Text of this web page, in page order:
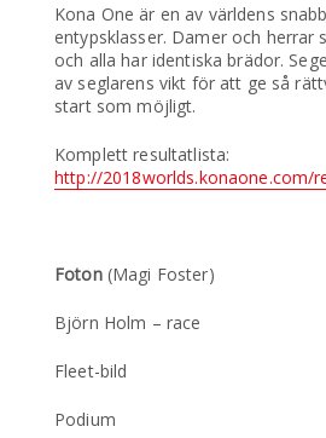
Kona One är en av världens
entypsklasser. Damer och herrar
och alla har identiska brädor.
av seglarens vikt för att ge så
start som möjligt.
Komplett resultatlista:
http://2018worlds.konaone.com/
Foton(Magi Foster)
Björn Holm – race
Fleet-bild
Podium